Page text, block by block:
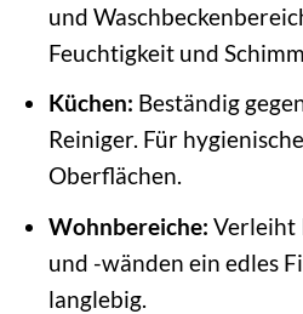
und
Feuchtigkeit und
Küchen: Beständig
Reiniger. Für
Oberflächen.
Wohnbereiche: Verleiht
und -wänden ein edles
langlebig.